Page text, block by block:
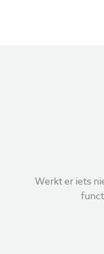
Werkt er iets